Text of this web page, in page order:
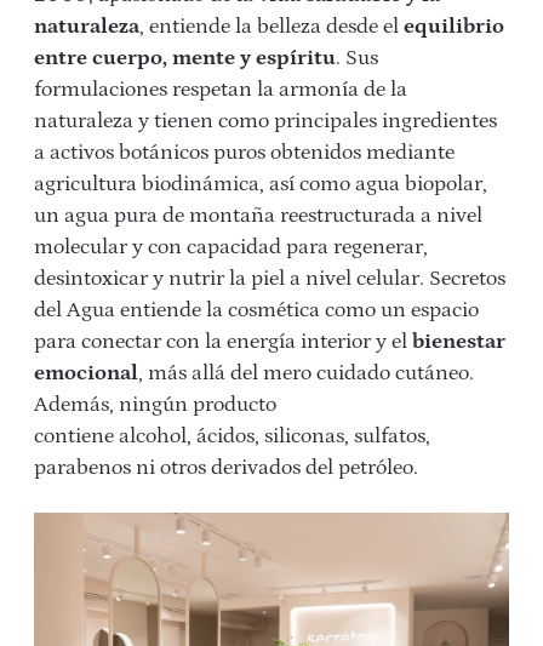
naturaleza, entiende la belleza desde el equilibrio
entre cuerpo, mente y espíritu. Sus
formulaciones respetan la armonía de la
naturaleza y tienen como principales ingredientes
a activos botánicos puros obtenidos mediante
agricultura biodinámica, así como agua biopolar,
un agua pura de montaña reestructurada a nivel
molecular y con capacidad para regenerar,
desintoxicar y nutrir la piel a nivel celular. Secretos
del Agua entiende la cosmética como un espacio
para conectar con la energía interior y el bienestar
emocional, más allá del mero cuidado cutáneo.
Además, ningún producto
contiene alcohol, ácidos, siliconas, sulfatos,
parabenos ni otros derivados del petróleo.